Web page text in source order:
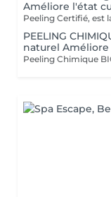
Améliore l'état
PEELING
naturel